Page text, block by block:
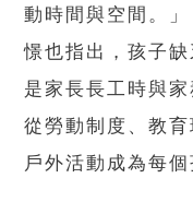
動時間與空間。
憬也指出，孩子
是家長長工時與
從勞動制度、教
戶外活動成為每